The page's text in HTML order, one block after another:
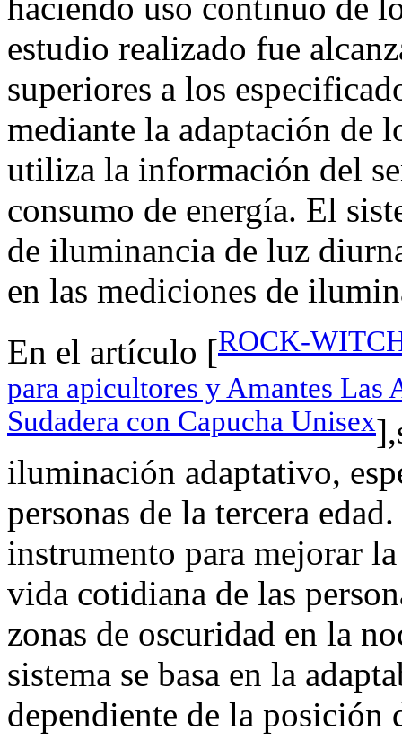
haciendo uso continuo de
estudio realizado fue
superiores a los
mediante la adaptación de
utiliza la información del
consumo de energía. El
de iluminancia de luz
en las mediciones de
En el artículo [ROCK-
para apicultores y Amantes Las
Sudadera con Capucha Unisex
iluminación adaptativo,
personas de la tercera
instrumento para mejorar
vida cotidiana de las
zonas de oscuridad en la
sistema se basa en la
dependiente de la posición